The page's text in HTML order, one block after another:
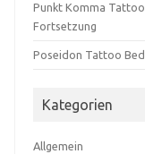
Punkt Komma
Fortsetzung
Poseidon Tattoo
Kategorien
Allgemein